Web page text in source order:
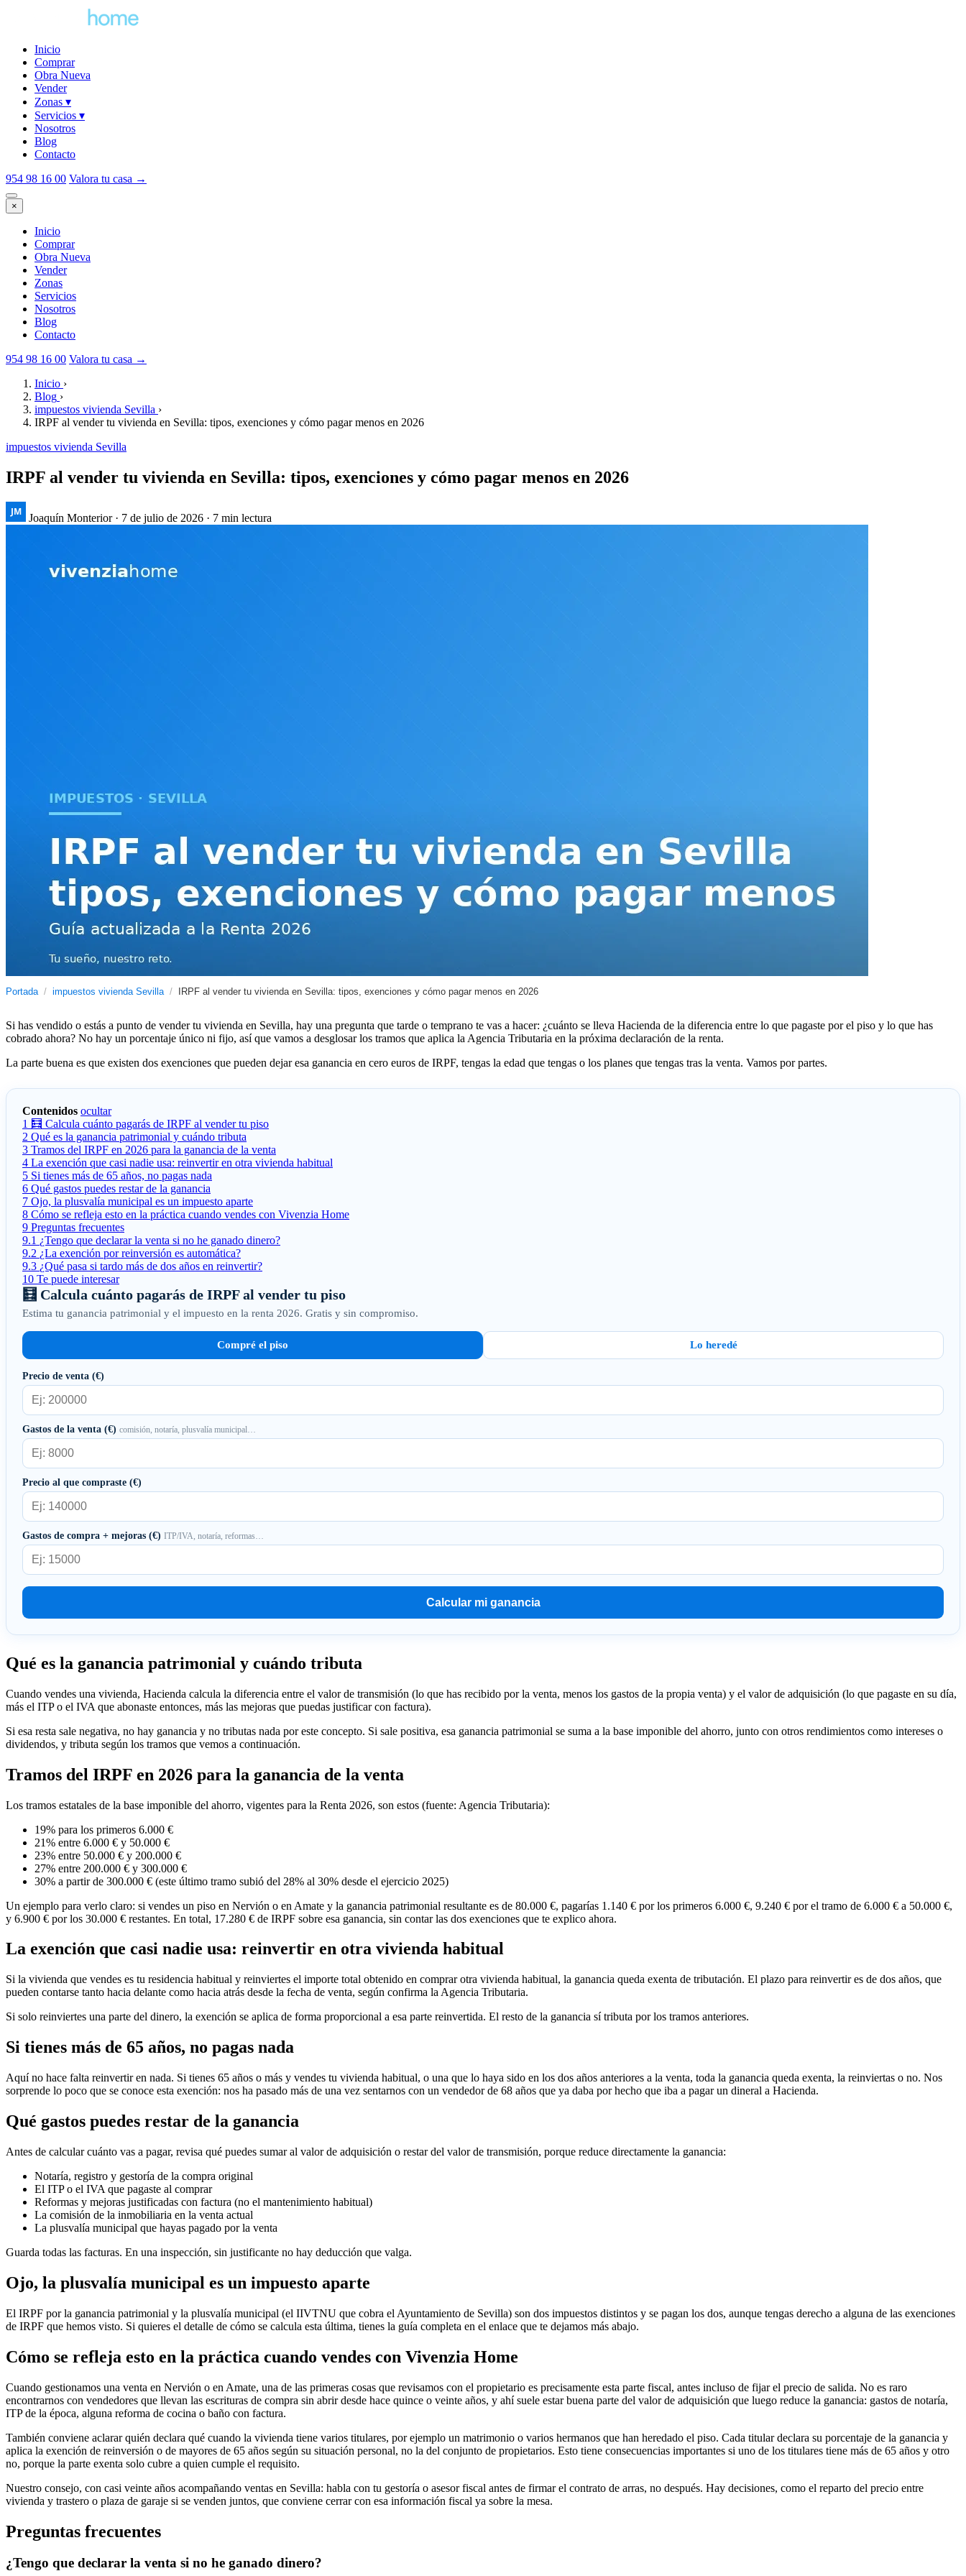
Inicio
Comprar
Obra Nueva
Vender
Zonas ▾
Servicios ▾
Nosotros
Blog
Contacto
954 98 16 00 Valora tu casa →
×
Inicio
Comprar
Obra Nueva
Vender
Zonas
Servicios
Nosotros
Blog
Contacto
954 98 16 00 Valora tu casa →
Inicio ›
Blog ›
impuestos vivienda Sevilla ›
IRPF al vender tu vivienda en Sevilla: tipos, exenciones y cómo pagar menos en 2026
impuestos vivienda Sevilla
IRPF al vender tu vivienda en Sevilla: tipos, exenciones y cómo pagar menos en 2026
Joaquín Monterior · 7 de julio de 2026 · 7 min lectura
Portada / impuestos vivienda Sevilla / IRPF al vender tu vivienda en Sevilla: tipos, exenciones y cómo pagar menos en 2026
Si has vendido o estás a punto de vender tu vivienda en Sevilla, hay una pregunta que tarde o temprano te vas a hacer: ¿cuánto se lleva Hacienda de la diferencia entre lo que pagaste por el piso y lo que has
cobrado ahora? No hay un porcentaje único ni fijo, así que vamos a desglosar los tramos que aplica la Agencia Tributaria en la próxima declaración de la renta.
La parte buena es que existen dos exenciones que pueden dejar esa ganancia en cero euros de IRPF, tengas la edad que tengas o los planes que tengas tras la venta. Vamos por partes.
Contenidos ocultar
1 🧮 Calcula cuánto pagarás de IRPF al vender tu piso
2 Qué es la ganancia patrimonial y cuándo tributa
3 Tramos del IRPF en 2026 para la ganancia de la venta
4 La exención que casi nadie usa: reinvertir en otra vivienda habitual
5 Si tienes más de 65 años, no pagas nada
6 Qué gastos puedes restar de la ganancia
7 Ojo, la plusvalía municipal es un impuesto aparte
8 Cómo se refleja esto en la práctica cuando vendes con Vivenzia Home
9 Preguntas frecuentes
9.1 ¿Tengo que declarar la venta si no he ganado dinero?
9.2 ¿La exención por reinversión es automática?
9.3 ¿Qué pasa si tardo más de dos años en reinvertir?
10 Te puede interesar
🧮 Calcula cuánto pagarás de IRPF al vender tu piso
Estima tu ganancia patrimonial y el impuesto en la renta 2026. Gratis y sin compromiso.
Compré el piso Lo heredé
Precio de venta (€)
Gastos de la venta (€) comisión, notaría, plusvalía municipal…
Precio al que compraste (€)
Gastos de compra + mejoras (€) ITP/IVA, notaría, reformas…
Calcular mi ganancia
Qué es la ganancia patrimonial y cuándo tributa
Cuando vendes una vivienda, Hacienda calcula la diferencia entre el valor de transmisión (lo que has recibido por la venta, menos los gastos de la propia venta) y el valor de adquisición (lo que pagaste en su día,
más el ITP o el IVA que abonaste entonces, más las mejoras que puedas justificar con factura).
Si esa resta sale negativa, no hay ganancia y no tributas nada por este concepto. Si sale positiva, esa ganancia patrimonial se suma a la base imponible del ahorro, junto con otros rendimientos como intereses o
dividendos, y tributa según los tramos que vemos a continuación.
Tramos del IRPF en 2026 para la ganancia de la venta
Los tramos estatales de la base imponible del ahorro, vigentes para la Renta 2026, son estos (fuente: Agencia Tributaria):
19% para los primeros 6.000 €
21% entre 6.000 € y 50.000 €
23% entre 50.000 € y 200.000 €
27% entre 200.000 € y 300.000 €
30% a partir de 300.000 € (este último tramo subió del 28% al 30% desde el ejercicio 2025)
Un ejemplo para verlo claro: si vendes un piso en Nervión o en Amate y la ganancia patrimonial resultante es de 80.000 €, pagarías 1.140 € por los primeros 6.000 €, 9.240 € por el tramo de 6.000 € a 50.000 €,
y 6.900 € por los 30.000 € restantes. En total, 17.280 € de IRPF sobre esa ganancia, sin contar las dos exenciones que te explico ahora.
La exención que casi nadie usa: reinvertir en otra vivienda habitual
Si la vivienda que vendes es tu residencia habitual y reinviertes el importe total obtenido en comprar otra vivienda habitual, la ganancia queda exenta de tributación. El plazo para reinvertir es de dos años, que
pueden contarse tanto hacia delante como hacia atrás desde la fecha de venta, según confirma la Agencia Tributaria.
Si solo reinviertes una parte del dinero, la exención se aplica de forma proporcional a esa parte reinvertida. El resto de la ganancia sí tributa por los tramos anteriores.
Si tienes más de 65 años, no pagas nada
Aquí no hace falta reinvertir en nada. Si tienes 65 años o más y vendes tu vivienda habitual, o una que lo haya sido en los dos años anteriores a la venta, toda la ganancia queda exenta, la reinviertas o no. Nos
sorprende lo poco que se conoce esta exención: nos ha pasado más de una vez sentarnos con un vendedor de 68 años que ya daba por hecho que iba a pagar un dineral a Hacienda.
Qué gastos puedes restar de la ganancia
Antes de calcular cuánto vas a pagar, revisa qué puedes sumar al valor de adquisición o restar del valor de transmisión, porque reduce directamente la ganancia:
Notaría, registro y gestoría de la compra original
El ITP o el IVA que pagaste al comprar
Reformas y mejoras justificadas con factura (no el mantenimiento habitual)
La comisión de la inmobiliaria en la venta actual
La plusvalía municipal que hayas pagado por la venta
Guarda todas las facturas. En una inspección, sin justificante no hay deducción que valga.
Ojo, la plusvalía municipal es un impuesto aparte
El IRPF por la ganancia patrimonial y la plusvalía municipal (el IIVTNU que cobra el Ayuntamiento de Sevilla) son dos impuestos distintos y se pagan los dos, aunque tengas derecho a alguna de las exenciones
de IRPF que hemos visto. Si quieres el detalle de cómo se calcula esta última, tienes la guía completa en el enlace que te dejamos más abajo.
Cómo se refleja esto en la práctica cuando vendes con Vivenzia Home
Cuando gestionamos una venta en Nervión o en Amate, una de las primeras cosas que revisamos con el propietario es precisamente esta parte fiscal, antes incluso de fijar el precio de salida. No es raro
encontrarnos con vendedores que llevan las escrituras de compra sin abrir desde hace quince o veinte años, y ahí suele estar buena parte del valor de adquisición que luego reduce la ganancia: gastos de notaría,
ITP de la época, alguna reforma de cocina o baño con factura.
También conviene aclarar quién declara qué cuando la vivienda tiene varios titulares, por ejemplo un matrimonio o varios hermanos que han heredado el piso. Cada titular declara su porcentaje de la ganancia y
aplica la exención de reinversión o de mayores de 65 años según su situación personal, no la del conjunto de propietarios. Esto tiene consecuencias importantes si uno de los titulares tiene más de 65 años y otro
no, porque la parte exenta solo cubre a quien cumple el requisito.
Nuestro consejo, con casi veinte años acompañando ventas en Sevilla: habla con tu gestoría o asesor fiscal antes de firmar el contrato de arras, no después. Hay decisiones, como el reparto del precio entre
vivienda y trastero o plaza de garaje si se venden juntos, que conviene cerrar con esa información fiscal ya sobre la mesa.
Preguntas frecuentes
¿Tengo que declarar la venta si no he ganado dinero?